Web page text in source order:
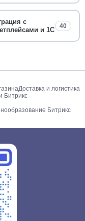
с
и 1С
40
Доставка и логистика
Битрикс
Битрикс